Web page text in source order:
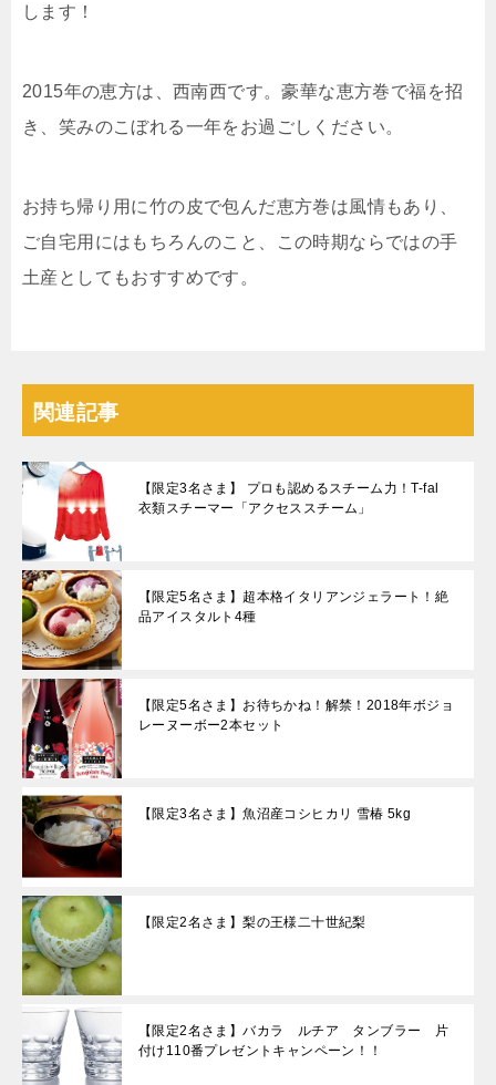
します！
2015年の恵方は、西南西です。豪華な恵方巻で福を招
き、笑みのこぼれる一年をお過ごしください。
お持ち帰り用に竹の皮で包んだ恵方巻は風情もあり、
ご自宅用にはもちろんのこと、この時期ならではの手
土産としてもおすすめです。
関連記事
【限定3名さま】 プロも認めるスチーム力！T-fal
衣類スチーマー「アクセススチーム」
【限定5名さま】超本格イタリアンジェラート！絶
品アイスタルト4種
【限定5名さま】お待ちかね！解禁！2018年ボジョ
レーヌーボー2本セット
【限定3名さま】魚沼産コシヒカリ 雪椿 5kg
【限定2名さま】梨の王様二十世紀梨
【限定2名さま】バカラ ルチア タンブラー 片
付け110番プレゼントキャンペーン！！